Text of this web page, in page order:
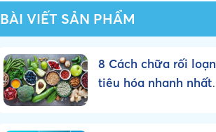
BÀI VIẾT SẢN PHẨM
8 Cách chữa rối loạn
tiêu hóa nhanh nhất